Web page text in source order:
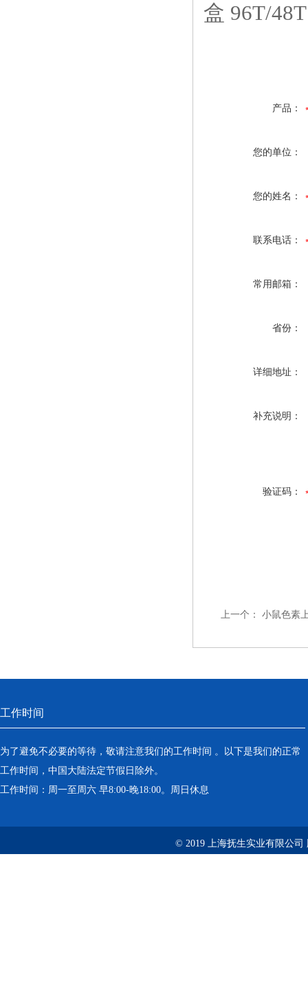
盒 96T/48T
产品：
您的单位：
您的姓名：
联系电话：
常用邮箱：
省份：
详细地址：
补充说明：
验证码：
上一个： 小鼠色素
工作时间
为了避免不必要的等待，敬请注意我们的工作时间 。以下是我们的正常
工作时间，中国大陆法定节假日除外。
工作时间：周一至周六 早8:00-晚18:00。周日休息
© 2019 上海抚生实业有限公司